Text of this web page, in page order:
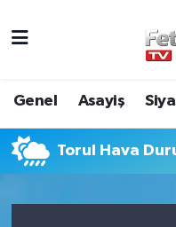
Genel Asayiş
Torul Hava
Asayiş
Eğitim
Muğla Hava
Muğla Namaz
Muğla Trafik